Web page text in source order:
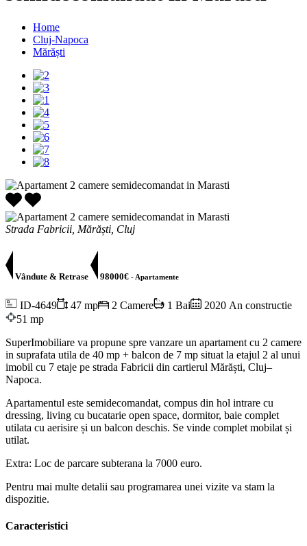
Home
Cluj-Napoca
Mărăști
Strada Fabricii, Mărăști, Cluj
Vândute & Retrase 98000€ - Apartamente
ID-4649 47 mp 2 Camere 1 Bai
2020 An constructie
51 mp
SuperImobiliare va propune spre vanzare un apartament cu 2 camere
in suprafata utila de 40 mp + balcon de 7 mp situat la etajul 2 al unui
imobil cu 7 etaje pe strada Fabricii din cartierul Mărăști, Cluj–
Napoca.
Apartamentul este semidecomandat, compus din hol intrare cu
dressing, living cu bucatarie open space, dormitor, baie complet
utilata cu aerisire și un balcon deschis. Se vinde complet mobilat și
utilat.
Extra: Loc de parcare subterana la 7000 euro.
Pentru mai multe detalii sau programarea unei vizite va stam la
dispozitie.
Caracteristici